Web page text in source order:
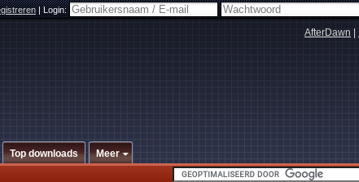
|Login:
AfterDawn
Top downloads Meer